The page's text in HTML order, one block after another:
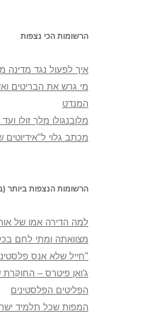
הרשומות הכי נצפות
איך לפעול נגד מדינה
מי גרש את הבריטים
המנדט
מלובנגולו מלך זולו
מכתב גלוי ל"אידיוטים
הרשומות הנצפות ביותר
למה הדירה אמו של
מצוואתה ומתי לחם
"חייל שלא אנס
ג'ואן פיטרס –
הפליטים הפלסטינים
המפות שכל תלמיד